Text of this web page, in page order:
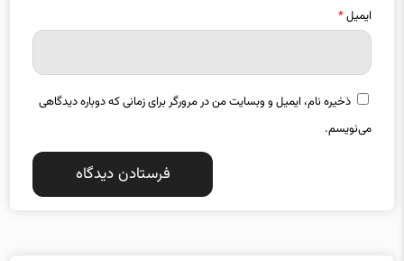
ذخیره نام، ایمیل و وبسایت من در مرورگر برای زمانی که دوباره دیدگاهی
می‌نویسم.